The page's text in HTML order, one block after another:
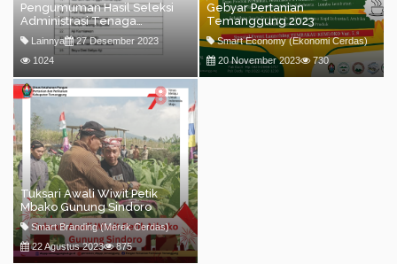
Pengumuman Hasil Seleksi
Administrasi Tenaga
Pengemudi Tahun 2023
Lainnya
27 Desember 2023
1024
Gebyar Pertanian
Temanggung 2023
Smart Economy (Ekonomi Cerdas)
20 November 2023
730
Tuksari Awali Wiwit Petik
Mbako Gunung Sindoro
Smart Branding (Merek Cerdas)
22 Agustus 2023
875